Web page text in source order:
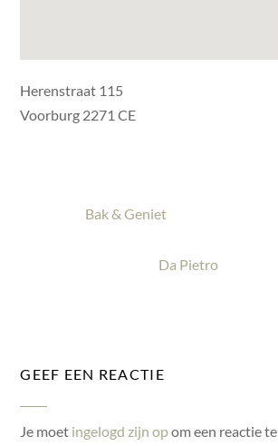
Herenstraat 115
Voorburg 2271 CE
Bak & Geniet
Da Pietro
GEEF EEN REACTIE
Je moet ingelogd zijn opom een reactie te